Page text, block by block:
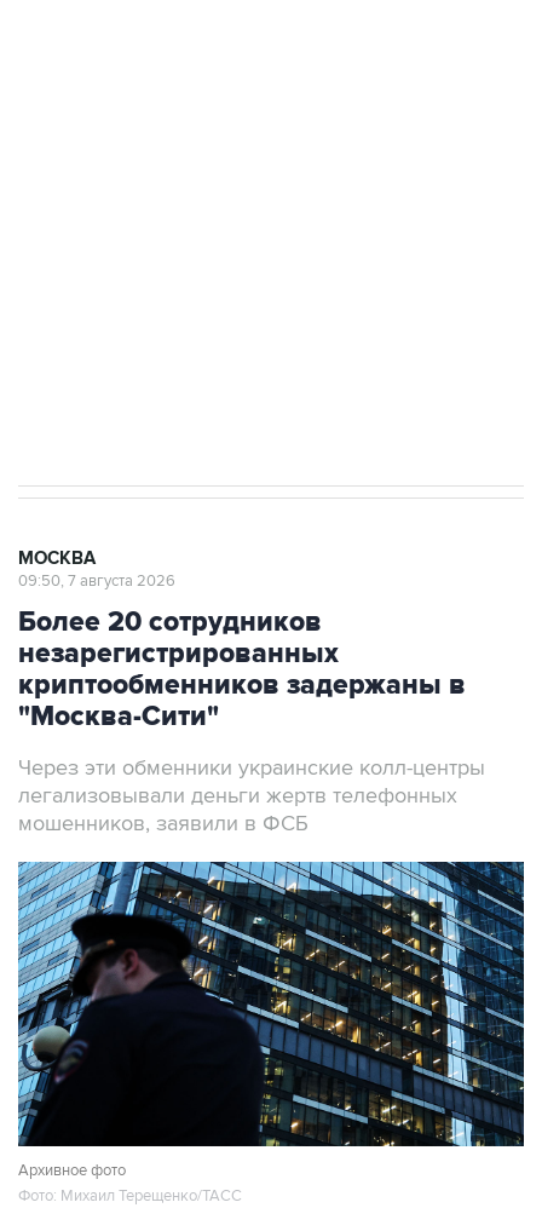
МОСКВА
09:50, 7 августа 2026
Более 20 сотрудников
незарегистрированных
криптообменников задержаны в
"Москва-Сити"
Через эти обменники украинские колл-центры
легализовывали деньги жертв телефонных
мошенников, заявили в ФСБ
Архивное фото
Фото: Михаил Терещенко/ТАСС